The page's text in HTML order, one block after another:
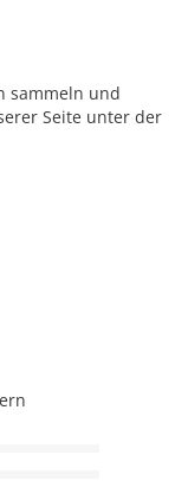
sammeln und
Seite unter der